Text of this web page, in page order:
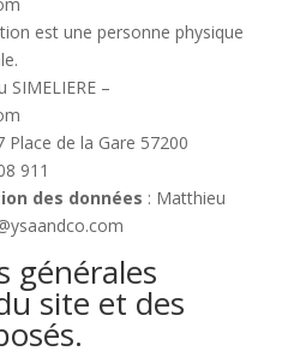
est une personne physique
–
Place de la Gare 57200
911
des données : Matthieu
générales
site et des